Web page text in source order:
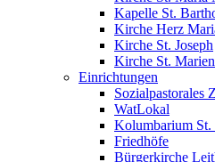
Kapelle St.
Kirche Herz
Kirche St. Joseph
Kirche St. Marien
Einrichtungen
Sozialpastorales
WatLokal
Kolumbarium St.
Friedhöfe
Bürgerkirche